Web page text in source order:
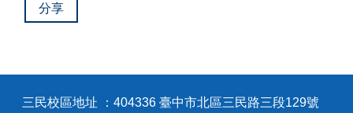
分享
三民校區地址 ：404336 臺中市北區三民路三段129號